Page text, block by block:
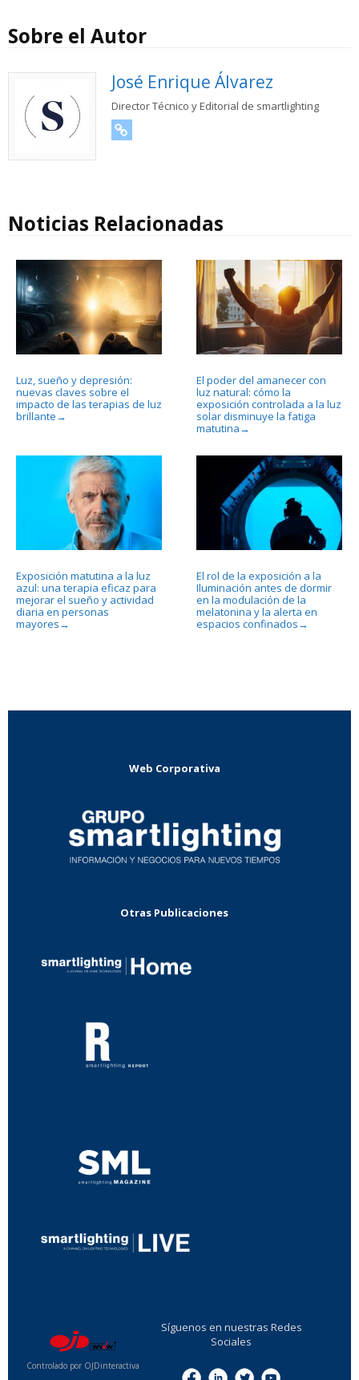
Sobre el Autor
José Enrique Álvarez
Director Técnico y Editorial de smartlighting
Noticias Relacionadas
Luz, sueño y depresión:
nuevas claves sobre el
impacto de las terapias de luz
brillante →
El poder del amanecer con
luz natural: cómo la
exposición controlada a la luz
solar disminuye la fatiga
matutina →
Exposición matutina a la luz
azul: una terapia eficaz para
mejorar el sueño y actividad
diaria en personas
mayores →
El rol de la exposición a la
Iluminación antes de dormir
en la modulación de la
melatonina y la alerta en
espacios confinados →
Web Corporativa
Otras Publicaciones
Controlado por OJDinteractiva
Síguenos en nuestras Redes
Sociales